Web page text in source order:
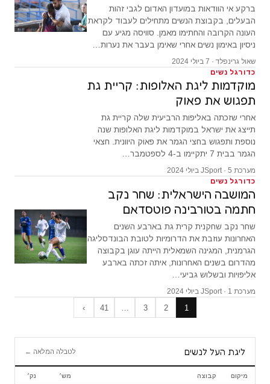
ברקע אי הוודאות במועדון האדום לגבי זהות
הבעלים, בקבוצת הנשים מתחילים לעבוד לקראת
העונה הקרובה והחתימו מאמן. סוויסה מגיע עם
ניסיון באימון נשים אחרי שאימן בעבר את נערות…
שאול גרינפלד · 7 ביולי 2024
כדורגל נשים
מוקדמות ליגת האלופות: קריית גת
תפגוש את פאוק
אחרי שזכתה באליפות הרביעית שלה קריית גת
תייצג את ישראל במוקדמות ליגת האלופות שנה
נוספת ותפגוש בחצי הגמר את פאוק היוונית. חצאי
הגמר בבית 7 יתקיימו ב-4 לספטמבר…
מערכת JSport · 5 ביולי 2024
כדורגל נשים
המושבה הישראלית: שחר נקב
חתמה בטורבינה פוטסדאם
שחר נקב שחקנית קרית גת בארבע השנים
האחרונות עוזבת את הדרומיות לטובת הבונדסליגה
הגרמנית, המגינה השמאלית הייתה עוגן בקבוצה
מהדרום בשנים האחרונות, איתה זכתה בארבע
אליפויות ובשלוש גביעי…
מערכת JSport · 1 ביולי 2024
1
2
3
41
›
ליגת העל לנשים לטבלה המלאה ←
מיקום קבוצה מש׳ נק׳